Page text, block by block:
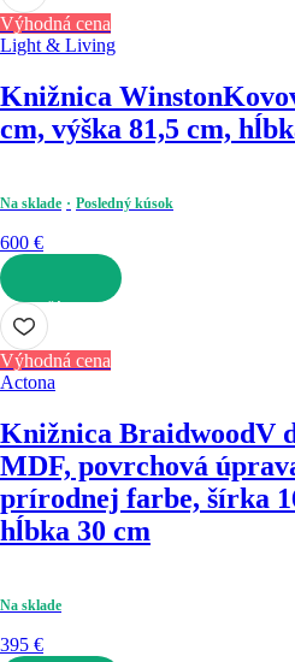
Výhodná cena
Light & Living
Knižnica Winston
cm, výška 81,5 cm,
Na sklade Posledný kúsok
600 €
DO KOŠÍKA
Výhodná cena
Actona
Knižnica BraidwoodV
MDF, povrchová
prírodnej farbe, šírka
hĺbka 30 cm
Na sklade
395 €